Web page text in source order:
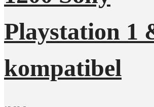
Playstation 1
kompatibel